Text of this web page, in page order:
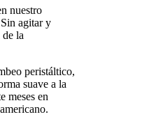
nuestro
agitar y
la
peristáltico,
suave a la
meses en